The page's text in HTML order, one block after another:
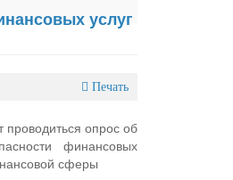
услуг
Печать
опрос об
финансовых
сферы